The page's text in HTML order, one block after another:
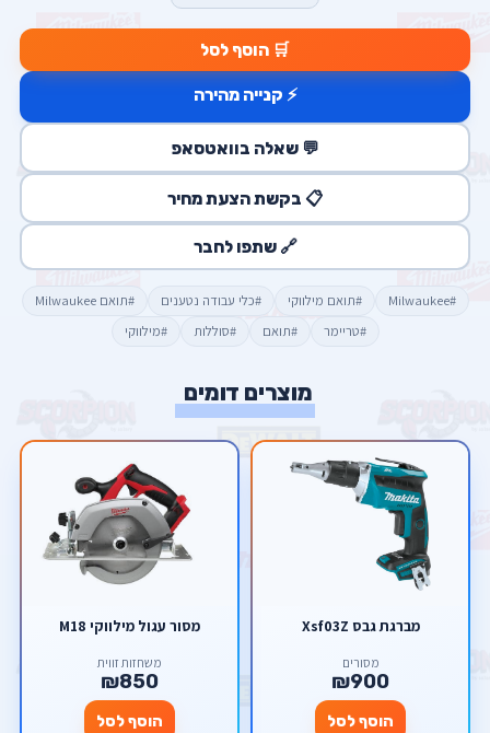
🛒 הוסף לסל
⚡ קנייה מהירה
💬 שאלה בוואטסאפ
📋 בקשת הצעת מחיר
🔗 שתפו לחבר
#Milwaukee #תואם מילווקי #כלי עבודה נטענים
#תואם Milwaukee
#טריימר
#תואם #סוללות #מילווקי
מוצרים דומים
מברגת גבס Xsf03Z
מסורים
₪900
הוסף לסל
מסור עגול מילווקי M18
משחזות זווית
₪850
הוסף לסל